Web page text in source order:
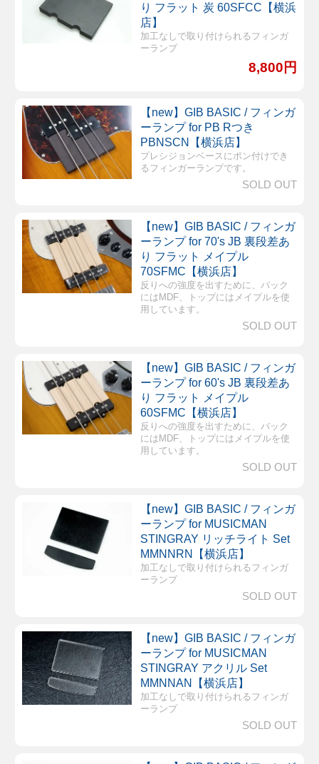
り フラット 炭 60SFCC【横浜
店】
加工なしで取り付けられるフィンガ
ーランプ
8,800円
【new】GIB BASIC / フィンガ
ーランプ for PB Rつき
PBNSCN【横浜店】
プレシジョンベースにポン付けでき
るフィンガーランプです。
SOLD OUT
【new】GIB BASIC / フィンガ
ーランプ for 70's JB 裏段差あ
り フラット メイプル
70SFMC【横浜店】
反りへの強度を出すために、バック
にはMDF、トップにはメイプルを使
用しています。
SOLD OUT
【new】GIB BASIC / フィンガ
ーランプ for 60's JB 裏段差あ
り フラット メイプル
60SFMC【横浜店】
反りへの強度を出すために、バック
にはMDF、トップにはメイプルを使
用しています。
SOLD OUT
【new】GIB BASIC / フィンガ
ーランプ for MUSICMAN
STINGRAY リッチライト Set
MMNNRN【横浜店】
加工なしで取り付けられるフィンガ
ーランプ
SOLD OUT
【new】GIB BASIC / フィンガ
ーランプ for MUSICMAN
STINGRAY アクリル Set
MMNNAN【横浜店】
加工なしで取り付けられるフィンガ
ーランプ
SOLD OUT